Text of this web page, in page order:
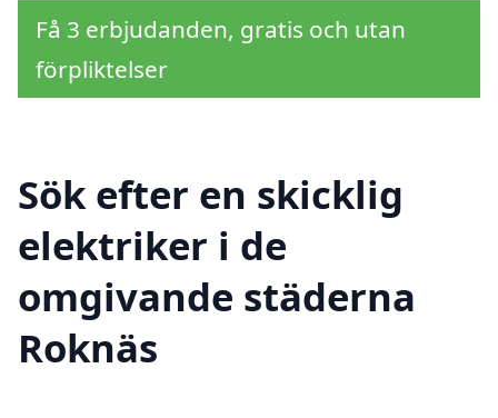
Få 3 erbjudanden, gratis och utan
förpliktelser
Sök efter en skicklig
elektriker i de
omgivande städerna
Roknäs